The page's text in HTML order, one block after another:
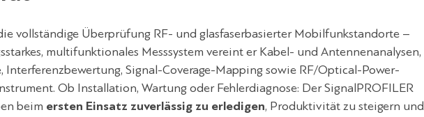
vollständige Überprüfung RF- und glasfaserbasierter Mobilfunkstandorte –
multifunktionales Messsystem vereint er Kabel- und Antennenanalysen,
Interferenzbewertung, Signal-Coverage-Mapping sowie RF/Optical-Power-
Ob Installation, Wartung oder Fehlerdiagnose: Der SignalPROFILER
beim ersten Einsatz zuverlässig zu erledigen, Produktivität zu steigern und